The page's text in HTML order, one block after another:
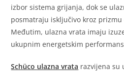
izbor sistema grijanja, dok se
posmatraju isključivo kroz
Međutim, ulazna vrata imaju
ukupnim energetskim
Schüco ulazna vrata razvijena su